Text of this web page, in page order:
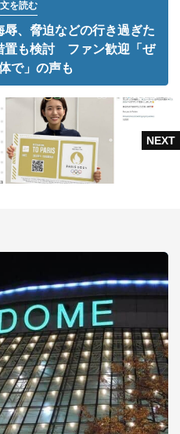
を読む
、脅迫などの行き過ぎた
置も検討 ファン歓迎「ぜ
で」の声も